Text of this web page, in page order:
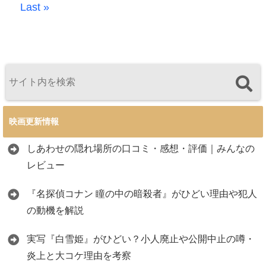
Last »
映画更新情報
しあわせの隠れ場所の口コミ・感想・評価｜みんなの
レビュー
『名探偵コナン 瞳の中の暗殺者』がひどい理由や犯人
の動機を解説
実写『白雪姫』がひどい？小人廃止や公開中止の噂・
炎上と大コケ理由を考察